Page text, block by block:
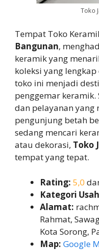
Toko
Tempat Toko
Bangunan,
keramik yang
koleksi yang
toko ini menjadi
penggemar keramik.
dan pelayanan
pengunjung betah
sedang mencari
atau dekorasi, Toko
tempat yang tepat.
Rating: 5,0
Kategori
Alamat:
Rahmat,
Kota Sorong,
Map: Google